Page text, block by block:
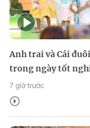
Anh trai và Cái
trong ngày tốt
7 giờ trước